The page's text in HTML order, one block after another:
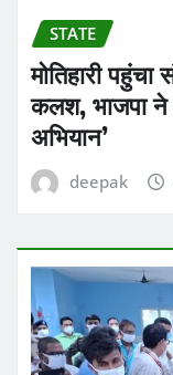
STATE
मोतिहारी
कलश, भाजपा
अभियान’
deepak